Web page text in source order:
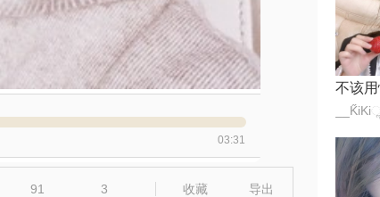
03:31
91 3 收藏 导出
不该